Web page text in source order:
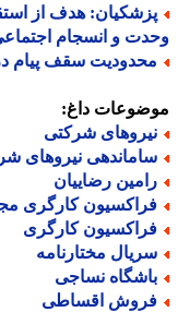
هدف از
و انسجام اجتماعی
سقف پیام
داغ:
شرکتی
نیروهای
رضاییان
کارگری
کارگری
مختارنامه
نساجی
اقساطی